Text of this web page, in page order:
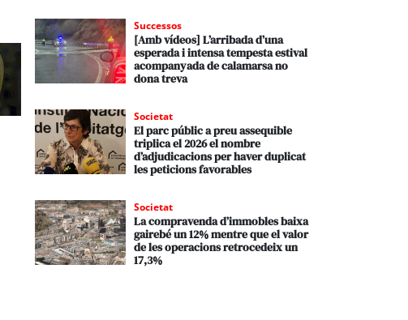
Successos
[Amb vídeos] L’arribada d’una
esperada i intensa tempesta estival
acompanyada de calamarsa no
dona treva
Societat
El parc públic a preu assequible
triplica el 2026 el nombre
d’adjudicacions per haver duplicat
les peticions favorables
Societat
La compravenda d’immobles baixa
gairebé un 12% mentre que el valor
de les operacions retrocedeix un
17,3%